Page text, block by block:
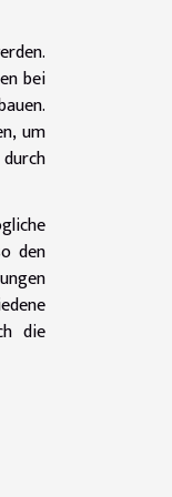
bei
um
den
die